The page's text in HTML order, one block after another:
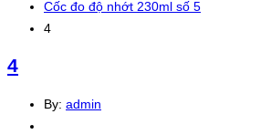
Cốc đo độ nhớt 230ml số 5
4
4
By: admin